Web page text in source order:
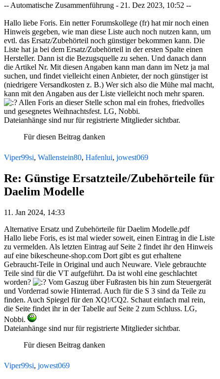
-- Automatische Zusammenführung - 21. Dez 2023, 10:52 --
Hallo liebe Foris. Ein netter Forumskollege (fr) hat mir noch einen
Hinweis gegeben, wie man diese Liste auch noch nutzen kann, um
evtl. das Ersatz/Zubehörteil noch günstiger bekommen kann. Die
Liste hat ja bei dem Ersatz/Zubehörteil in der ersten Spalte einen
Hersteller. Dann ist die Bezugsquelle zu sehen. Und danach dann
die Artikel Nr. Mit diesen Angaben kann man dann im Netz ja mal
suchen, und findet vielleicht einen Anbieter, der noch günstiger ist
(niedrigere Versandkosten z. B.) Wer sich also die Mühe mal macht,
kann mit den Angaben aus der Liste vielleicht noch mehr sparen.
Allen Foris an dieser Stelle schon mal ein frohes, friedvolles
und gesegnetes Weihnachtsfest. LG, Nobbi.
Dateianhänge sind nur für registrierte Mitglieder sichtbar.
Für diesen Beitrag danken
Viper99si, Wallenstein80, Hafenlui, jowest069
Re: Günstige Ersatzteile/Zubehörteile für
Daelim Modelle
11. Jan 2024, 14:33
Alternative Ersatz und Zubehörteile für Daelim Modelle.pdf
Hallo liebe Foris, es ist mal wieder soweit, einen Eintrag in die Liste
zu vermelden. Als letzten Eintrag auf Seite 2 findet ihr den Hinweis
auf eine bikescheune-shop.com Dort gibt es gut erhaltene
Gebraucht-Teile in Original und auch Neuware. Viele gebrauchte
Teile sind für die VT aufgeführt. Da ist wohl eine geschlachtet
worden?
Vom Gaszug über Fußrasten bis hin zum Steuergerät
und Vorderrad sowie Hinterrad. Auch für die S 3 sind da Teile zu
finden. Auch Spiegel für den XQ!/CQ2. Schaut einfach mal rein,
die Seite findet ihr in der Tabelle auf Seite 2 zum Schluss. LG,
Nobbi.
Dateianhänge sind nur für registrierte Mitglieder sichtbar.
Für diesen Beitrag danken
Viper99si, jowest069